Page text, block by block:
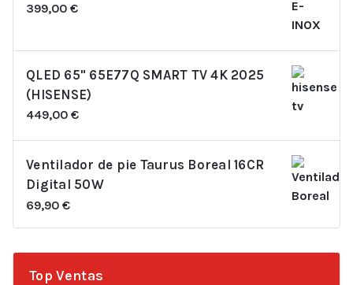
399,00 €
QLED 65" 65E77Q SMART TV 4K 2025
(HISENSE)
449,00 €
Ventilador de pie Taurus Boreal 16CR
Digital 50W
69,90 €
Top Ventas